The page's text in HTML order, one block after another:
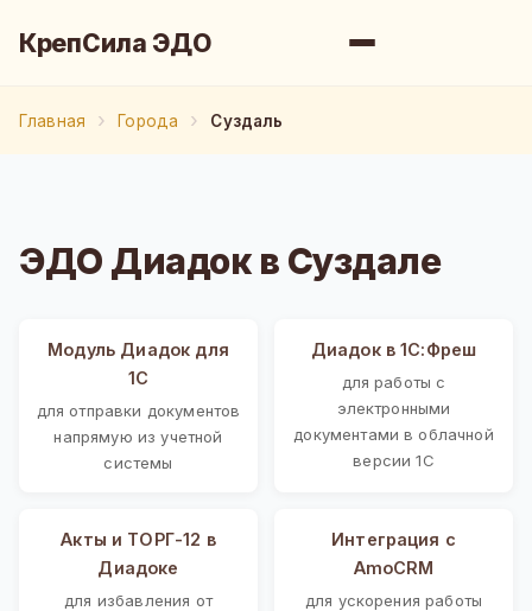
КрепСила ЭДО
Главная Города Суздаль
ЭДО Диадок в Суздале
Модуль Диадок для
1С
для отправки документов
напрямую из учетной
системы
Диадок в 1С:Фреш
для работы с
электронными
документами в облачной
версии 1С
Акты и ТОРГ-12 в
Диадоке
для избавления от
Интеграция с
AmoCRM
для ускорения работы